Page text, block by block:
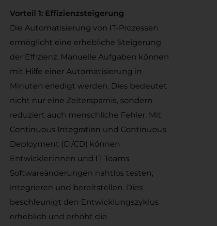
Vorteil 1: Effizienzsteigerung
Die Automatisierung von IT-Prozessen
ermöglicht eine erhebliche Steigerung
der Effizienz. Manuelle Aufgaben können
mit Hilfe einer Automatisierung in
Minuten erledigt werden. Dies bedeutet
nicht nur eine Zeitersparnis, sondern
reduziert auch menschliche Fehler. Mit
Continuous Integration und Continuous
Deployment (CI/CD) können
Entwickler:innen und IT-Teams
Softwareänderungen nahtlos testen,
integrieren und bereitstellen. Dies
beschleunigt den Entwicklungszyklus
erheblich und erhöht die